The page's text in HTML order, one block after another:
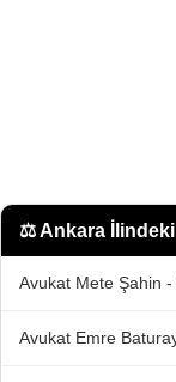
⚖️Ankara
Avukat Mete Şahin
Avukat Emre